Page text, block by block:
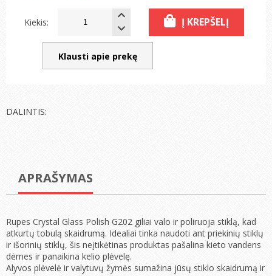
Kiekis: Į KREPŠELĮ
Klausti apie prekę
DALINTIS:
APRAŠYMAS
Rupes Crystal Glass Polish G202 giliai valo ir poliruoja stiklą, kad
atkurtų tobulą skaidrumą. Idealiai tinka naudoti ant priekinių stiklų
ir išorinių stiklų, šis neįtikėtinas produktas pašalina kieto vandens
dėmes ir panaikina kelio plėvelę.
Alyvos plėvelė ir valytuvų žymės sumažina jūsų stiklo skaidrumą ir